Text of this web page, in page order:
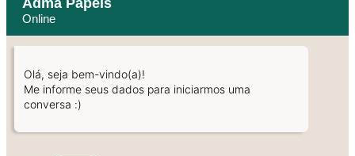
Adma Papéis
Online
Olá, seja bem-vindo(a)!
Me informe seus dados para iniciarmos uma
conversa :)